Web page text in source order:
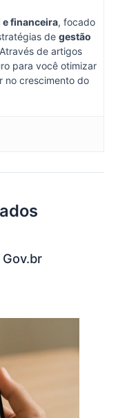
financeira, focado
de gestão
de artigos
para você otimizar
no crescimento do